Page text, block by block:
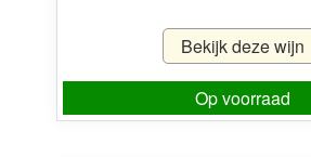
Bekijk deze wijn
Op voorraad